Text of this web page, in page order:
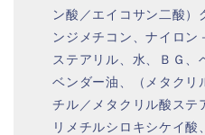
ン酸／エイコサン二酸
ンジメチコン、ナイロン
ステアリル、水、ＢＧ、
ベンダー油、（メタクリ
チル／メタクリル酸ステ
リメチルシロキシケイ酸